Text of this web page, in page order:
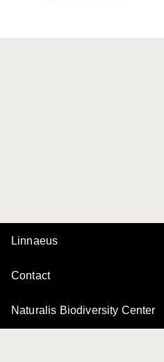
Linnaeus
Contact
Naturalis Biodiversity Center